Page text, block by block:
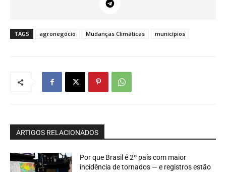
TAGS agronegócio Mudanças Climáticas municípios
ARTIGOS RELACIONADOS
Por que Brasil é 2º país com maior
incidência de tornados — e registros estão